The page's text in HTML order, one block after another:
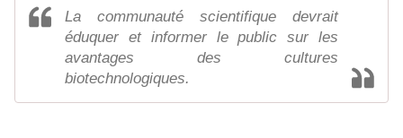
La communauté scientifique devrait
éduquer et informer le public sur les
avantages des cultures
biotechnologiques.